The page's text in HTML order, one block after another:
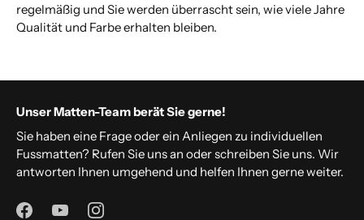
regelmäßig und Sie werden überrascht sein, wie viele Jahre
Qualität und Farbe erhalten bleiben.
Unser Matten-Team berät Sie gerne!
Sie haben eine Frage oder ein Anliegen zu individuellen
Fussmatten? Rufen Sie uns an oder schreiben Sie uns. Wir
antworten Ihnen umgehend und helfen Ihnen gerne weiter.